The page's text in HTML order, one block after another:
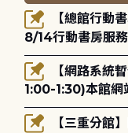
8/14行動書房服
1:00-1:30)本館網
網路升級更新將